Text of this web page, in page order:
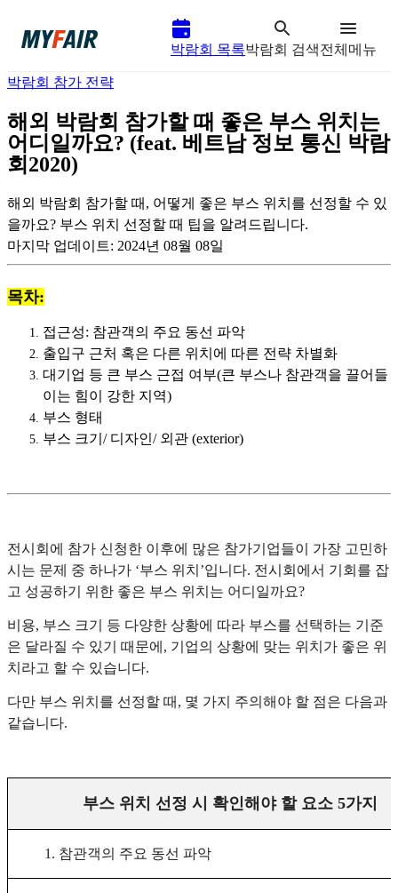
박람회 목록박람회 검색전체메뉴
박람회 참가 전략
해외 박람회 참가할 때 좋은 부스 위치는
어디일까요? (feat. 베트남 정보 통신 박람
회2020)
해외 박람회 참가할 때, 어떻게 좋은 부스 위치를 선정할 수 있
을까요? 부스 위치 선정할 때 팁을 알려드립니다.
마지막 업데이트: 2024년 08월 08일
목차:
접근성: 참관객의 주요 동선 파악
출입구 근처 혹은 다른 위치에 따른 전략 차별화
대기업 등 큰 부스 근접 여부(큰 부스나 참관객을 끌어들
이는 힘이 강한 지역)
부스 형태
부스 크기/ 디자인/ 외관 (exterior)
전시회에 참가 신청한 이후에 많은 참가기업들이 가장 고민하
시는 문제 중 하나가 ‘부스 위치’입니다. 전시회에서 기회를 잡
고 성공하기 위한 좋은 부스 위치는 어디일까요?
비용, 부스 크기 등 다양한 상황에 따라 부스를 선택하는 기준
은 달라질 수 있기 때문에, 기업의 상황에 맞는 위치가 좋은 위
치라고 할 수 있습니다.
다만 부스 위치를 선정할 때, 몇 가지 주의해야 할 점은 다음과
같습니다.
부스 위치 선정 시 확인해야 할 요소 5가지
1. 참관객의 주요 동선 파악